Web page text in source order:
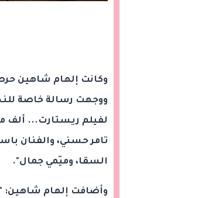
وكانت إلهام شاهين
ووجهت رسالة خاصة
لفيلم ريستارت... ألف
تامر حسني، والفنان
السقا، وميّمي جمال".
وأضافت إلهام شاهين: